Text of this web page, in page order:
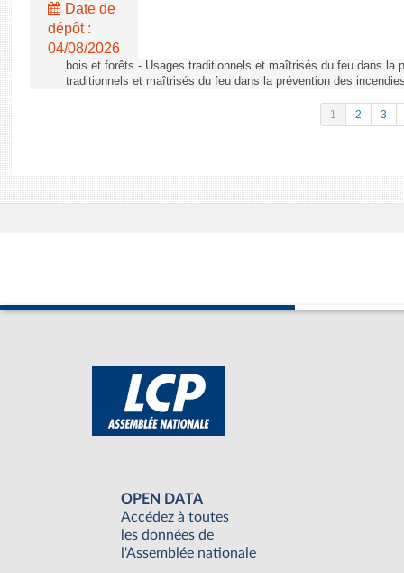
Date de
dépôt :
04/08/2026
bois et forêts - Usages traditionnels et maîtrisés du feu dans la
traditionnels et maîtrisés du feu dans la prévention des
1 2 3
OPEN DATA
Accédez à toutes
les données de
l'Assemblée nationale